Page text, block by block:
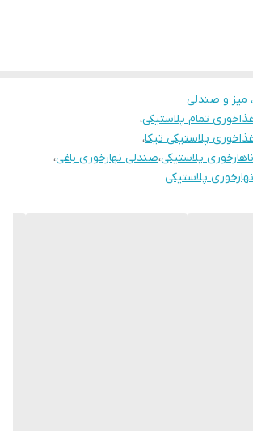
شهری و کرایه برون شهری) بصورت پس کرایه
و...
تر از ۴ عدد) معذوریم
میز و صندلی
تمام پلاستیکی،
پلاستیکی تیکا،
پلاستیکی،صندلی نهارخوری باغی،
پلاستیکی